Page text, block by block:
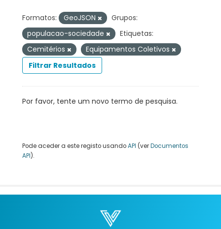
Formatos: GeoJSON
Grupos:
populacao-sociedade
Etiquetas:
Cemitérios
Equipamentos Coletivos
Filtrar Resultados
Por favor, tente um novo termo de pesquisa.
Pode aceder a este registo usandoAPI (verDocumentos
API).